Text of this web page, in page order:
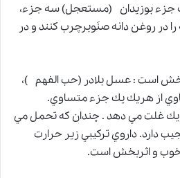
جزء بوزيدان (مستعجل) سه جزء،
روغن دانه صنَوبرچرب كنند و در
است : عسل بلادر (حب الفهم )،
از هريك يك جزء متساوي.
يك غلت مي دهد . چندان كه تحمل مي
دارد. داروي تركيبي زير حرارت
خوب و اثربخش است.